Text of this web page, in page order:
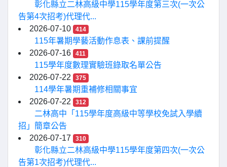
彰化縣立二林高級中學115學年度第三次(一次公
告第4次招考)代理代...
2026-07-10
414
115年暑期學藝活動作息表、課前提醒
2026-07-16
411
115學年度數理實驗班錄取名單公告
2026-07-22
375
114學年暑期重補修相關事宜
2026-07-22
312
二林高中「115學年度高級中等學校免試入學續
招」簡章公告
2026-07-17
310
彰化縣立二林高級中學115學年度第四次(一次公
告第1次招考)代理代...